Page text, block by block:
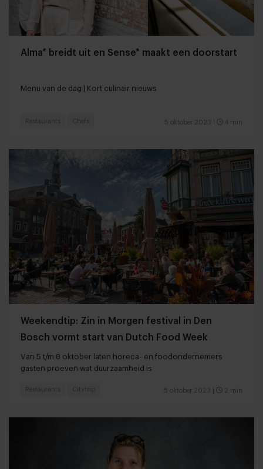
Alma* breidt uit en Sense* maakt een doorstart
Menu van de dag | Kort culinair nieuws
5 oktober 2023 4 min
Restaurants Chefs
Weekendtip: Zin in Morgen festival in Den
Bosch vormt start van Dutch Food Week
Van 5 t/m 8 oktober laten horeca- en foodondernemers
gasten proeven wat duurzaamheid is
5 oktober 2023 2 min
Restaurants Citytrip